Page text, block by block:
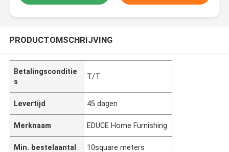
PRODUCTOMSCHRIJVING
Betalingsconditie
s
T/T
Levertijd 45 dagen
Merknaam EDUCE Home Furnishing
Min. bestelaantal 10square meters